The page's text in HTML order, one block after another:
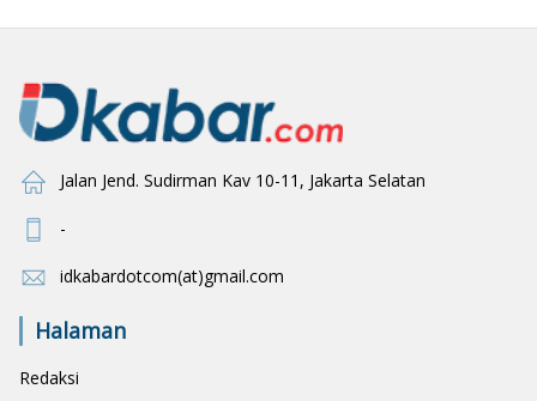
Jalan Jend. Sudirman Kav 10-11, Jakarta Selatan
-
idkabardotcom(at)gmail.com
Halaman
Redaksi